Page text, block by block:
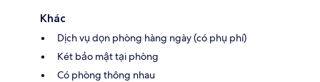
Khác
Dịch vụ dọn phòng hàng ngày (có phụ phí)
Két bảo mật tại phòng
Có phòng thông nhau